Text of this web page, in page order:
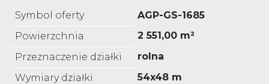
Symbol oferty
AGP-GS-1685
Powierzchnia
2 551,00 m²
Przeznaczenie działki
rolna
Wymiary działki
54x48 m